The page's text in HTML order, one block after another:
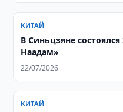
КИТАЙ
В Синьцзяне
Наадам»
22/07/2026
КИТАЙ